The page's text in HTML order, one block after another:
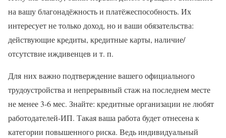
на вашу благонадёжность и платёжеспособность. Их
интересует не только доход, но и ваши обязательства:
действующие кредиты, кредитные карты, наличие/
отсутствие иждивенцев и т. п.
Для них важно подтверждение вашего официального
трудоустройства и непрерывный стаж на последнем месте
не менее 3-6 мес. Знайте: кредитные организации не любят
работодателей-ИП. Такая ваша работа будет отнесена к
категории повышенного риска. Ведь индивидуальный